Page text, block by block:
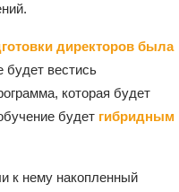
директоров была
будет вестись
которая будет
будет гибридным
к нему накопленный